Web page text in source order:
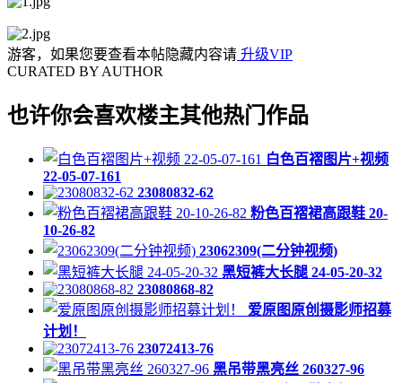
游客，如果您要查看本帖隐藏内容请 升级VIP
CURATED BY AUTHOR
也许你会喜欢楼主其他热门作品
白色百褶图片+视频
22-05-07-161
23080832-62
粉色百褶裙高跟鞋 20-
10-26-82
23062309(二分钟视频)
黑短裤大长腿 24-05-20-32
23080868-82
爱原图原创摄影师招募
计划！
23072413-76
黑吊带黑亮丝 260327-96